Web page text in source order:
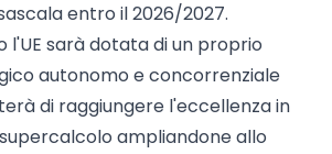
entro il 2026/2027.
l'UE sarà dotata di un proprio
autonomo e concorrenziale
di raggiungere l'eccellenza in
ampliandone allo